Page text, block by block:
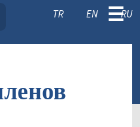
TR EN RU
☰